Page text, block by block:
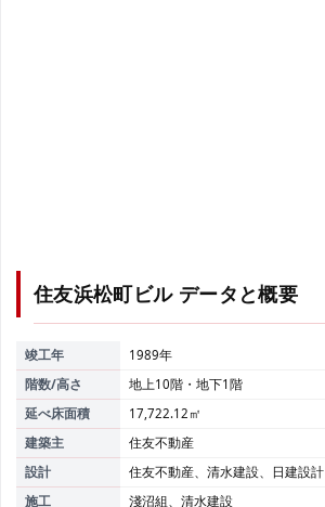
住友浜松町ビル データと概要
竣工年
1989年
階数/高さ
地上10階・地下1階
延べ床面積
17,722.12㎡
建築主
住友不動産
設計
住友不動産、清水建設、日建設計
施工
淺沼組、清水建設